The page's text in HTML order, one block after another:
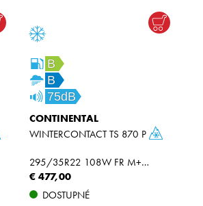
B
B
75dB
CONTINENTAL
WINTERCONTACT TS 870 P
295/35R22 108W FR M+S XL
€ 477,00
DOSTUPNÉ